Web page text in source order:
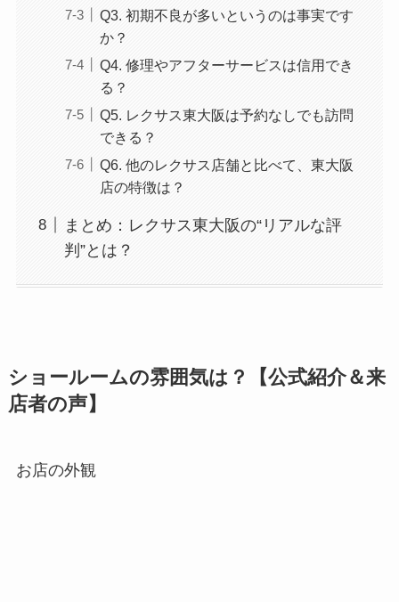
Q3. 初期不良が多いというのは事実です
か？
Q4. 修理やアフターサービスは信用でき
る？
Q5. レクサス東大阪は予約なしでも訪問
できる？
Q6. 他のレクサス店舗と比べて、東大阪
店の特徴は？
まとめ：レクサス東大阪の“リアルな評
判”とは？
ショールームの雰囲気は？【公式紹介＆来
店者の声】
お店の外観